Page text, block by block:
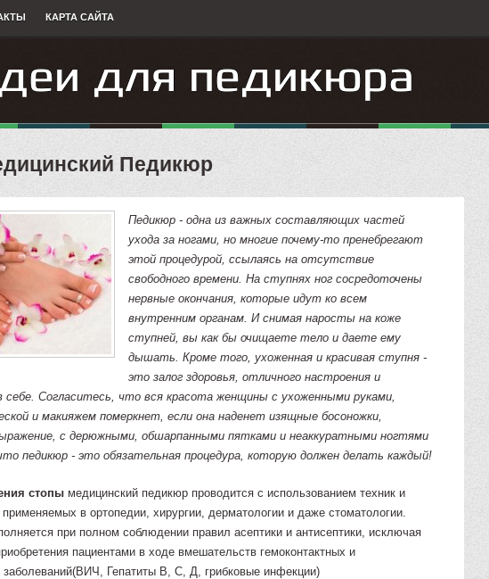
КАРТА САЙТА
Педикюр
Педикюр - одна из важных составляющих частей
ухода за ногами, но многие почему-то пренебрегают
этой процедурой, ссылаясь на отсутствие
свободного времени. На ступнях ног сосредоточены
нервные окончания, которые идут ко всем
внутренним органам. И снимая наросты на коже
ступней, вы как бы очищаете тело и даете ему
дышать. Кроме того, ухоженная и красивая ступня -
это залог здоровья, отличного настроения и
себе. Согласитесь, что вся красота женщины с ухоженными руками,
и макияжем померкнет, если она наденет изящные босоножки,
с дерюжными, обшарпанными пятками и неаккуратными ногтями
педикюр - это обязательная процедура, которую должен делать каждый!
стопы медицинский педикюр проводится с использованием техник и
применяемых в ортопедии, хирургии, дерматологии и даже стоматологии.
при полном соблюдении правил асептики и антисептики, исключая
пациентами в ходе вмешательств гемоконтактных и
Гепатиты В, С, Д, грибковые инфекции)